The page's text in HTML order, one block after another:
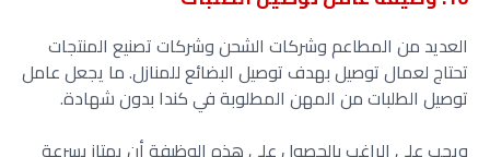
العديد من المطاعم وشركات الشحن وشركات تصنيع المنتجات
تحتاج لعمال توصيل بهدف توصيل البضائع للمنازل. ما يجعل عامل
توصيل الطلبات من المهن المطلوبة في كندا بدون شهادة.
ويجب على الراغب بالحصول على هذه الوظيفة أن يمتاز بسرعة